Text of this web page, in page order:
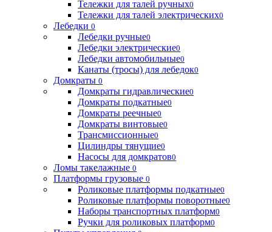
Тележки для талей ручных0
Тележки для талей электрических0
Лебедки 0
Лебедки ручные0
Лебедки электрические0
Лебедки автомобильные0
Канаты (тросы) для лебедок0
Домкраты 0
Домкраты гидравлические0
Домкраты подкатные0
Домкраты реечные0
Домкраты винтовые0
Трансмиссионные0
Цилиндры тянущие0
Насосы для домкратов0
Ломы такелажные 0
Платформы грузовые 0
Роликовые платформы подкатные0
Роликовые платформы поворотные0
Наборы транспортных платформ0
Ручки для роликовых платформ0